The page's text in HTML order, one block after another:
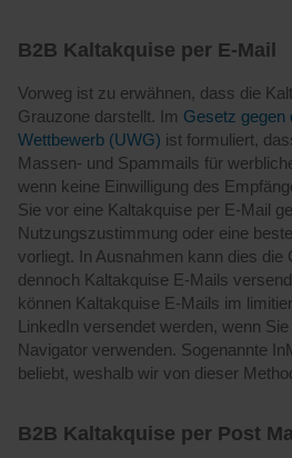
B2B Kaltakquise per E-Mail
Vorweg ist zu erwähnen, dass die
Grauzone darstellt. Im Gesetz gegen
Wettbewerb (UWG) ist formuliert,
Massen- und Spammails für
wenn keine Einwilligung des
Sie vor eine Kaltakquise per E-Mail
Nutzungszustimmung oder eine
vorliegt. In Ausnahmen kann dies die
dennoch Kaltakquise E-Mails
können Kaltakquise E-Mails im
LinkedIn versendet werden, wenn
Navigator verwenden. Sogenannte
beliebt, weshalb wir von dieser
B2B Kaltakquise per Post